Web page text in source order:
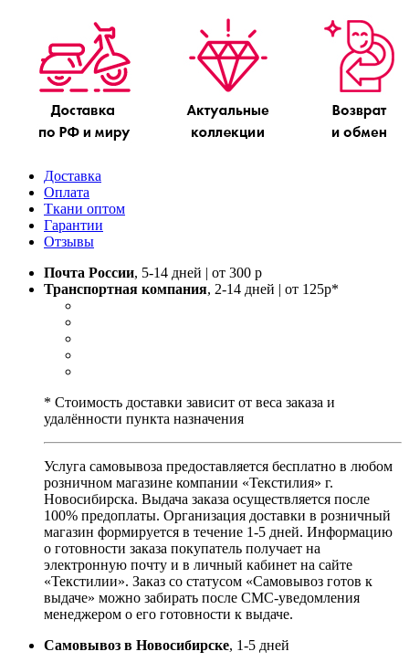
Доставка
Оплата
Ткани оптом
Гарантии
Отзывы
Почта России, 5-14 дней | от 300 р
Транспортная компания, 2-14 дней | от 125р*
* Стоимость доставки зависит от веса заказа и
удалённости пункта назначения
Услуга самовывоза предоставляется бесплатно в любом
розничном магазине компании «Текстилия» г.
Новосибирска. Выдача заказа осуществляется после
100% предоплаты. Организация доставки в розничный
магазин формируется в течение 1-5 дней. Информацию
о готовности заказа покупатель получает на
электронную почту и в личный кабинет на сайте
«Текстилии». Заказ со статусом «Самовывоз готов к
выдаче» можно забирать после СМС-уведомления
менеджером о его готовности к выдаче.
Самовывоз в Новосибирске, 1-5 дней